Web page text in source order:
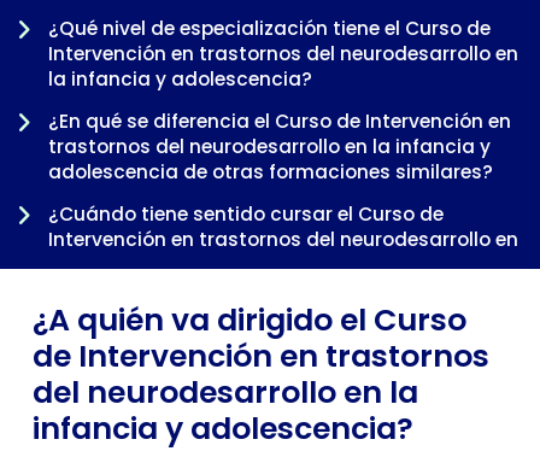
¿Qué nivel de especialización tiene el Curso de
Intervención en trastornos del neurodesarrollo en
la infancia y adolescencia?
¿En qué se diferencia el Curso de Intervención en
trastornos del neurodesarrollo en la infancia y
adolescencia de otras formaciones similares?
¿Cuándo tiene sentido cursar el Curso de
Intervención en trastornos del neurodesarrollo en
la infancia y adolescencia dentro de una
¿A quién va dirigido el Curso
de Intervención en trastornos
del neurodesarrollo en la
infancia y adolescencia?